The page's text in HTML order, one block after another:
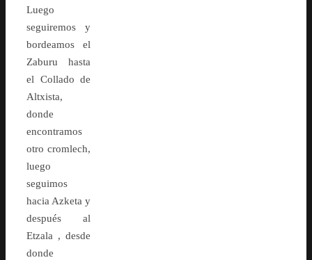
Luego
seguiremos y
bordeamos el
Zaburu hasta
el Collado de
Altxista,
donde
encontramos
otro cromlech,
luego
seguimos
hacia Azketa y
después al
Etzala , desde
donde